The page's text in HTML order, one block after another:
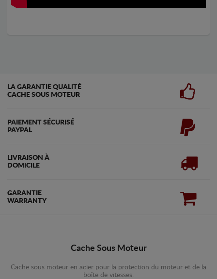
LA GARANTIE QUALITÉ
CACHE SOUS MOTEUR
PAIEMENT SÉCURISÉ
PAYPAL
LIVRAISON À
DOMICILE
GARANTIE
WARRANTY
Cache Sous Moteur
Cache sous moteur en acier pour la protection du moteur et de la
boîte de vitesses.